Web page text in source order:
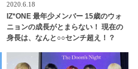
2020.6.18
IZ*ONE 最年少メンバー 15歳のウォ
ニョンの成長がとまらない！ 現在の
身長は、なんと○○センチ超え！？